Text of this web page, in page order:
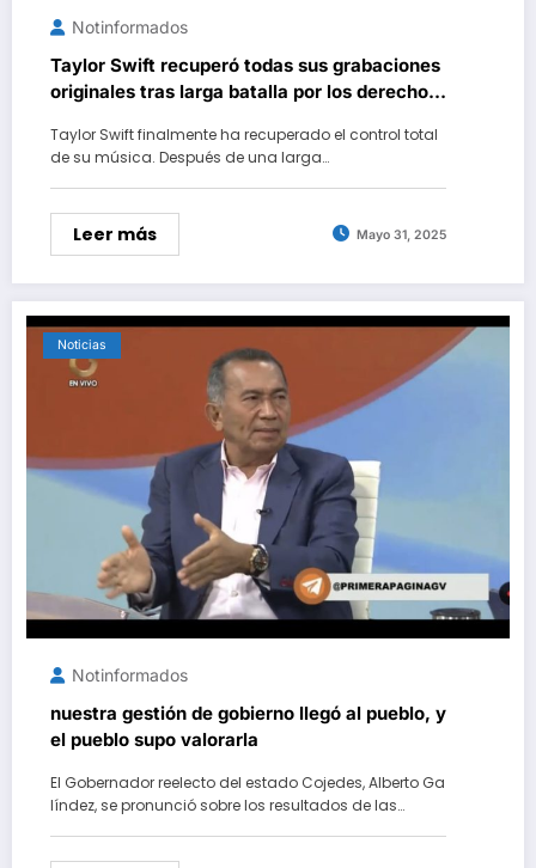
Notinformados
Taylor Swift recuperó todas sus grabaciones
originales tras larga batalla por los derechos
Taylor Swift finalmente ha recuperado el control total
de su música. Después de una larga…
Leer más Mayo 31, 2025
Noticias
Notinformados
nuestra gestión de gobierno llegó al pueblo, y
el pueblo supo valorarla
El Gobernador reelecto del estado Cojedes, Alberto Ga
líndez, se pronunció sobre los resultados de las…